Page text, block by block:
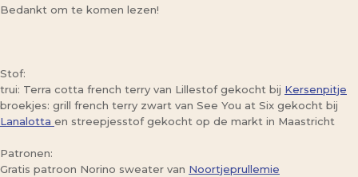
Bedankt om te komen lezen!
Stof:
trui: Terra cotta french terry van Lillestof gekocht bij Kersenpitje
broekjes: grill french terry zwart van See You at Six gekocht bij
Lanalotta en streepjesstof gekocht op de markt in Maastricht
Patronen:
Gratis patroon Norino sweater van Noortjeprullemie